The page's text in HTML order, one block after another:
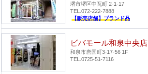
堺市堺区中瓦町 2-1-17
TEL.072-222-7888
【販売店舗】ブランド品
ビバモール和泉中央店
和泉市唐国町3-17-56 1F
TEL.0725-51-7116